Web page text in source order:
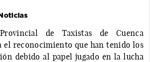
de Taxistas de Cuenca
el reconocimiento que han tenido los
debido al papel jugado en la lucha